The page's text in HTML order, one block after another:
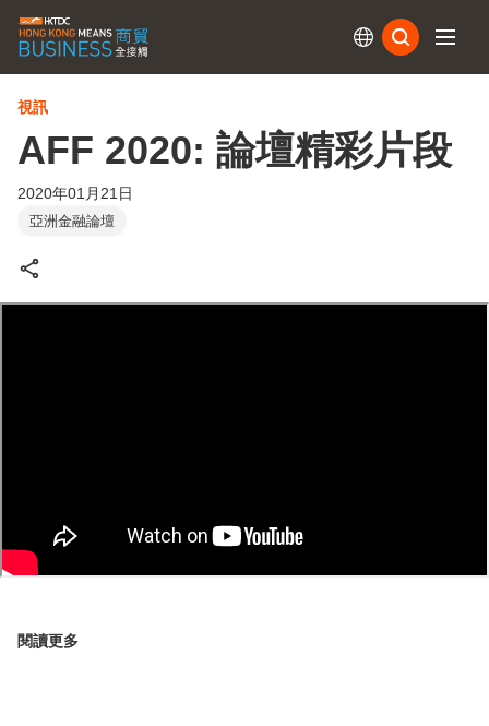
視訊
AFF 2020: 論壇精彩片段
2020年01月21日
亞洲金融論壇
閱讀更多